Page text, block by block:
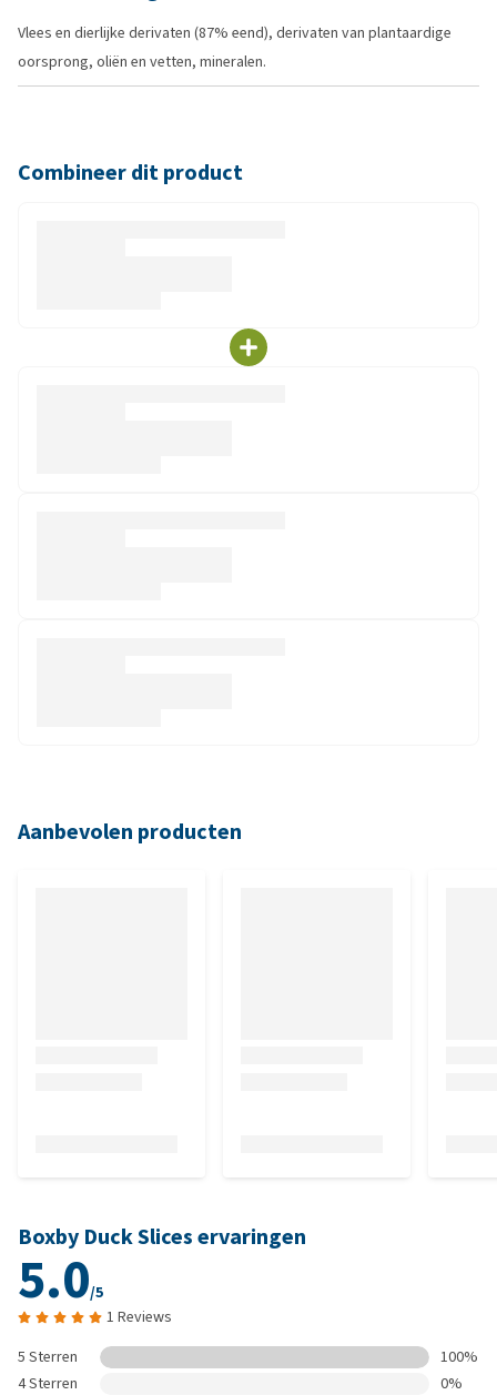
Vlees en dierlijke derivaten (87% eend), derivaten van plantaardige
oorsprong, oliën en vetten, mineralen.
Combineer dit product
Aanbevolen producten
Boxby Duck Slices ervaringen
5.0/5
1 Reviews
5 Sterren
100%
4 Sterren
0%